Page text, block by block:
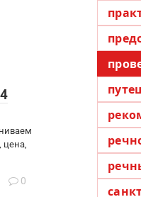
цена,
0